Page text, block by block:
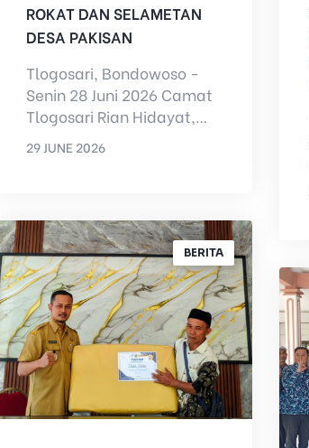
ROKAT DAN SELAMETAN
DESA PAKISAN
Tlogosari, Bondowoso -
Senin 28 Juni 2026 Camat
Tlogosari Rian Hidayat,
Rokat dan Selametan D...
29 JUNE 2026
BERITA